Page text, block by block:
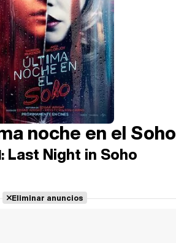
noche en el Soho
Last Night in Soho
Eliminar anuncios